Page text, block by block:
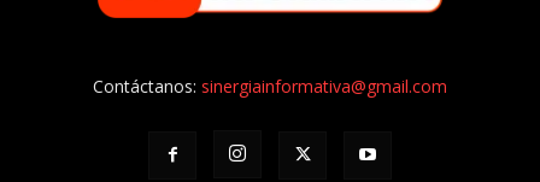
Contáctanos: sinergiainformativa@gmail.com